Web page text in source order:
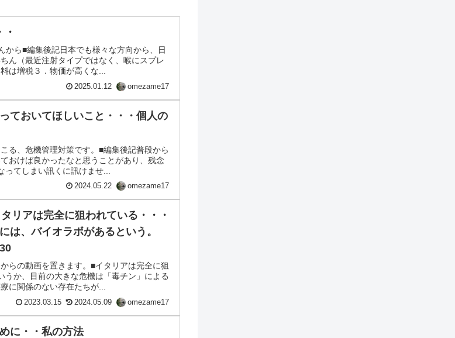
から■編集後記日本でも様々な方向から、日
ん（最近注射タイプではなく、喉にスプレ
は増税３．物価が高くな...
2025.01.12 omezame17
ておいてほしいこと・・・個人の
る、危機管理対策です。■編集後記普段から
おけば良かったなと思うことがあり、残念
てしまい訊くに訊けませ...
2024.05.22 omezame17
リアは完全に狙われている・・・
は、バイオラボがあるという。
らの動画を置きます。■イタリアは完全に狙
か、目前の大きな危機は「毒チン」による
に関係のない存在たちが...
2023.03.15 2024.05.09 omezame17
に・・私の方法